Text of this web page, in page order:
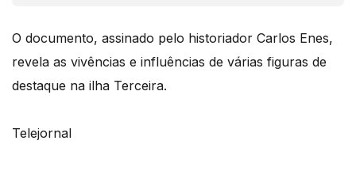
O documento, assinado pelo historiador Carlos Enes,
revela as vivências e influências de várias figuras de
destaque na ilha Terceira.
Telejornal